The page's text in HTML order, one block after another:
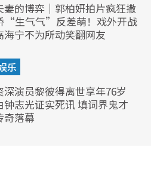
妻的博弈｜郭柏妍拍片疯狂撒
“生气气”反差萌！戏外开战
海宁不为所动笑翻网友
乐
深演员黎彼得离世享年76岁
钟志光证实死讯 填词界鬼才
奇落幕